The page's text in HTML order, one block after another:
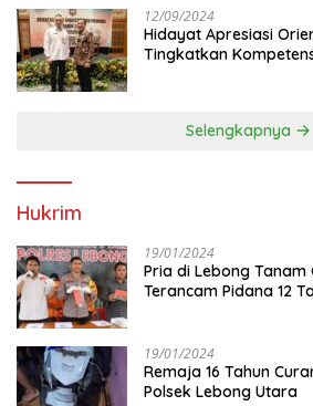
12/09/2024
Hidayat Apresiasi
Tingkatkan
Selengkapnya
Hukrim
19/01/2024
Pria di Lebong Tanam
Terancam Pidana 12
19/01/2024
Remaja 16 Tahun
Polsek Lebong Utara